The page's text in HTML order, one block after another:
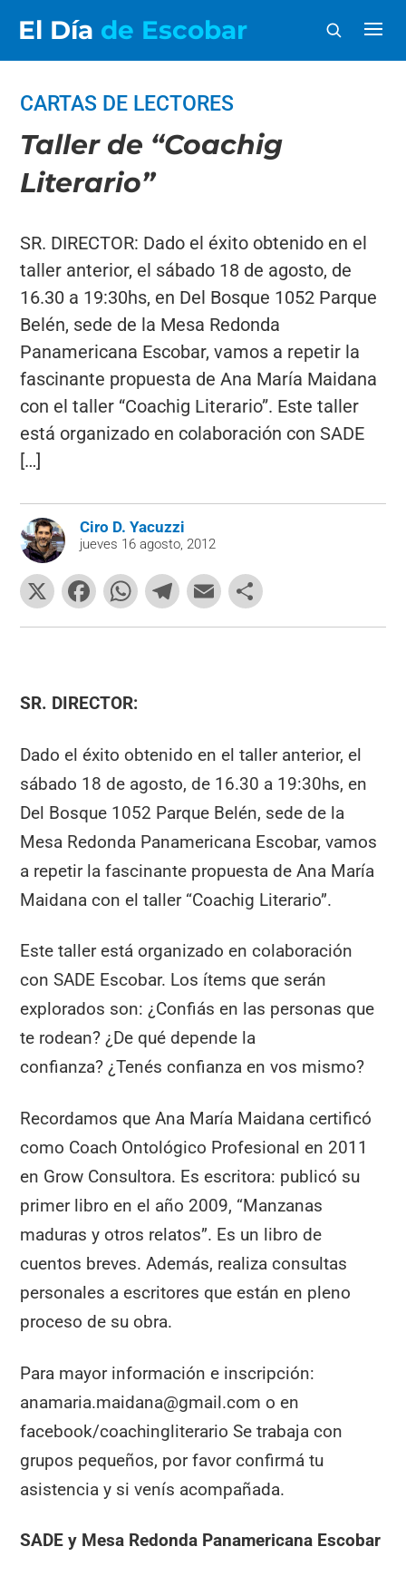
El Día de Escobar
CARTAS DE LECTORES
Taller de “Coachig
Literario”
SR. DIRECTOR: Dado el éxito obtenido en el
taller anterior, el sábado 18 de agosto, de
16.30 a 19:30hs, en Del Bosque 1052 Parque
Belén, sede de la Mesa Redonda
Panamericana Escobar, vamos a repetir la
fascinante propuesta de Ana María Maidana
con el taller “Coachig Literario”. Este taller
está organizado en colaboración con SADE
[…]
Ciro D. Yacuzzi
jueves 16 agosto, 2012
X
F
a
b
o
k
W
h
p
T
el
E
m o
SR. DIRECTOR:
Dado el éxito obtenido en el taller anterior, el
sábado 18 de agosto, de 16.30 a 19:30hs, en
Del Bosque 1052 Parque Belén, sede de la
Mesa Redonda Panamericana Escobar, vamos
a repetir la fascinante propuesta de Ana María
Maidana con el taller “Coachig Literario”.
Este taller está organizado en colaboración
con SADE Escobar. Los ítems que serán
explorados son: ¿Confiás en las personas que
te rodean? ¿De qué depende la
confianza? ¿Tenés confianza en vos mismo?
Recordamos que Ana María Maidana certificó
como Coach Ontológico Profesional en 2011
en Grow Consultora. Es escritora: publicó su
primer libro en el año 2009, “Manzanas
maduras y otros relatos”. Es un libro de
cuentos breves. Además, realiza consultas
personales a escritores que están en pleno
proceso de su obra.
Para mayor información e inscripción:
anamaria.maidana@gmail.com o en
facebook/coachingliterario Se trabaja con
grupos pequeños, por favor confirmá tu
asistencia y si venís acompañada.
SADE y Mesa Redonda Panamericana Escobar